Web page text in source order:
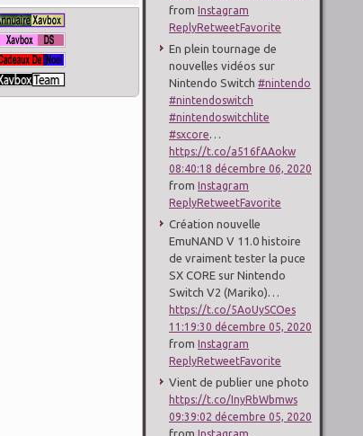
from Instagram
ReplyRetweetFavorite
En plein tournage de
nouvelles vidéos sur
Nintendo Switch #nintendo
#nintendoswitch
#nintendoswitchlite
#sxcore
https://t.co/a516fAAokw
08:40:18 décembre 06, 2020
from Instagram
ReplyRetweetFavorite
Création nouvelle
EmuNAND V 11.0 histoire
de vraiment tester la puce
SX CORE sur Nintendo
Switch V2 (Mariko)…
https://t.co/5AoUySCOes
11:19:30 décembre 05, 2020
from Instagram
ReplyRetweetFavorite
Vient de publier une photo
https://t.co/InyRbWbmws
09:39:02 décembre 05, 2020
from Instagram